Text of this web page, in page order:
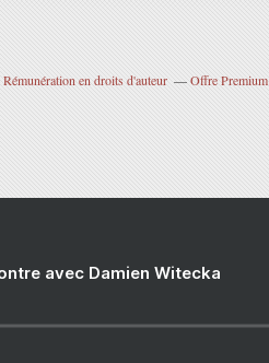
Rémunération en droits d'auteur Offre Premium
avec Damien Witecka